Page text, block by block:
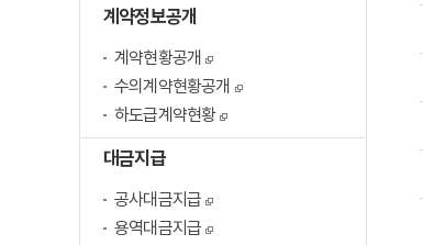
계약정보공개
계약현황공개
수의계약현황공개
하도급계약현황
대금지급
공사대금지급
용역대금지급